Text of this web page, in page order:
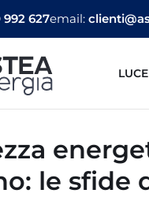
627email:
le sfide